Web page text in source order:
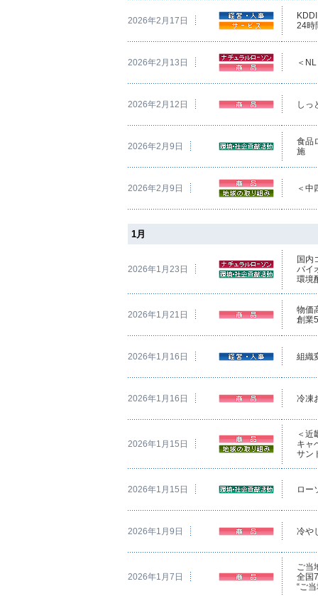
2026年2月17日
24時
2026年2月13日 ＜
2026年2月12日 しっ
2026年2月9日
食品
施
2026年2月9日 ＜中
1月
2026年1月23日
国内
バイ
環境
2026年1月21日
物価
創業
2026年1月16日 組織
2026年1月16日 冷凍
2026年1月15日
＜近
キャ
サン
2026年1月15日 ロー
2026年1月9日 冷や
2026年1月7日
ご当
全国
“ご